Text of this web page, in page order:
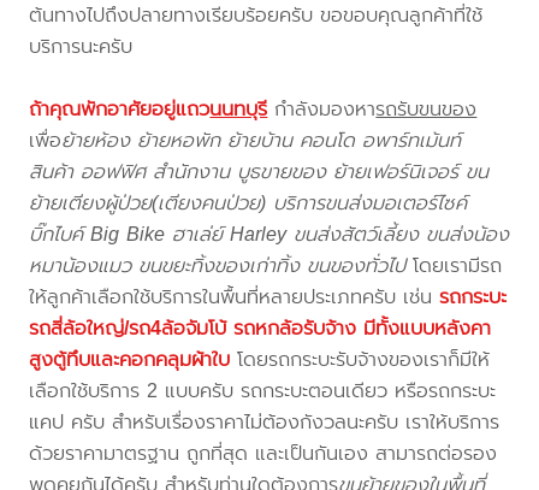
ต้นทางไปถึงปลายทางเรียบร้อยครับ ขอขอบคุณลูกค้าที่ใช้
บริการนะครับ
ถ้าคุณพักอาศัยอยู่แถวนนทบุรีกำลังมองหารถรับขนของ
เพื่อย้ายห้อง ย้ายหอพัก ย้ายบ้าน คอนโด อพาร์ทเม้นท์
สินค้า ออฟฟิศ สำนักงาน บูธขายของ ย้ายเฟอร์นิเจอร์ ขน
ย้ายเตียงผู้ป่วย(เตียงคนป่วย) บริการขนส่งมอเตอร์ไซค์
บิ๊กไบค์ Big Bike ฮาเล่ย์ Harley ขนส่งสัตว์เลี้ยง ขนส่งน้อง
หมาน้องแมว ขนขยะทิ้งของเก่าทิ้ง ขนของทั่วไปโดยเรามีรถ
ให้ลูกค้าเลือกใช้บริการในพื้นที่หลายประเภทครับ เช่นรถกระบะ
รถสี่ล้อใหญ่/รถ4ล้อจัมโบ้ รถหกล้อรับจ้าง มีทั้งแบบหลังคา
สูงตู้ทึบและคอกคลุมผ้าใบ โดยรถกระบะรับจ้างของเราก็มีให้
เลือกใช้บริการ 2 แบบครับ รถกระบะตอนเดียว หรือรถกระบะ
แคป ครับ สำหรับเรื่องราคาไม่ต้องกังวลนะครับ เราให้บริการ
ด้วยราคามาตรฐาน ถูกที่สุด และเป็นกันเอง สามารถต่อรอง